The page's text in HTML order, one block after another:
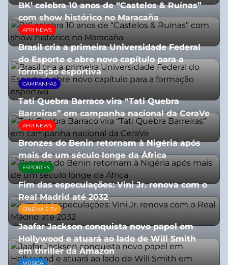
BK’ celebra 10 anos de “Castelos & Ruínas”
com show histórico no Maracaña
06/08/2026
AFRI NEWS
Brasil cria a primeira Universidade Federal
do Esporte e abre novo capítulo para a
formação esportiva
08/07/2026
CAMPANHAS
Tati Quebra Barraco vira “Tati Quebra
Barreiras” em campanha nacional da CeraVe
08/07/2026
AFRI NEWS
Bronzes do Benin retornam à Nigéria após
mais de um século longe da África
08/07/2026
ESPORTES
Fim das especulações: Vini Jr. renova com o
Real Madrid até 2032
06/08/2026
CINEMA E TV
Jaafar Jackson conquista novo papel em
Hollywood e atuará ao lado de Will Smith
em thriller da Amazon
MÚSICA